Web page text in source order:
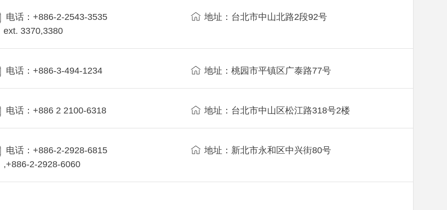
电话：+886-2-2543-3535
ext. 3370,3380
地址：台北市中山北路2段92号
电话：+886-3-494-1234 地址：桃园市平镇区广泰路77号
电话：+886 2 2100-6318 地址：台北市中山区松江路318号2楼
电话：+886-2-2928-6815
,+886-2-2928-6060
地址：新北市永和区中兴街80号